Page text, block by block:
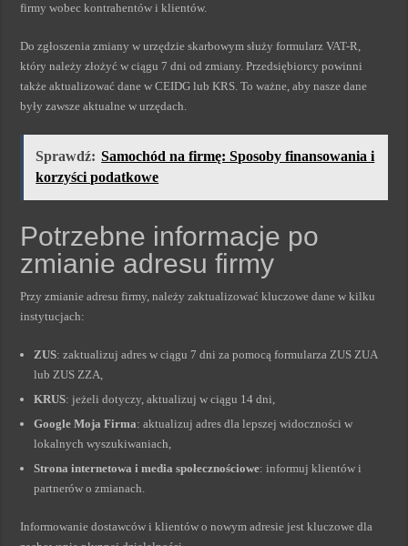
firmy wobec kontrahentów i klientów.
Do zgłoszenia zmiany w urzędzie skarbowym służy formularz VAT-R,
który należy złożyć w ciągu 7 dni od zmiany. Przedsiębiorcy powinni
także aktualizować dane w CEIDG lub KRS. To ważne, aby nasze dane
były zawsze aktualne w urzędach.
Sprawdź: Samochód na firmę: Sposoby finansowania i
korzyści podatkowe
Potrzebne informacje po
zmianie adresu firmy
Przy zmianie adresu firmy, należy zaktualizować kluczowe dane w kilku
instytucjach:
ZUS: zaktualizuj adres w ciągu 7 dni za pomocą formularza ZUS ZUA
lub ZUS ZZA,
KRUS: jeżeli dotyczy, aktualizuj w ciągu 14 dni,
Google Moja Firma: aktualizuj adres dla lepszej widoczności w
lokalnych wyszukiwaniach,
Strona internetowa i media społecznościowe: informuj klientów i
partnerów o zmianach.
Informowanie dostawców i klientów o nowym adresie jest kluczowe dla